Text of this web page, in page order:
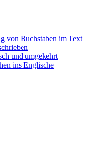
von Buchstaben im Text
und umgekehrt
ins Englische